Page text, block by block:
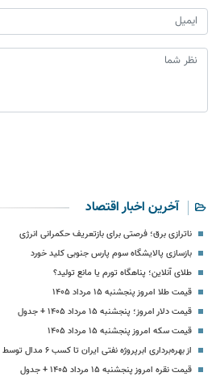
آخرین اخبار اقتصاد
ناترازی برق؛ فرصتی برای بازتعریف حکمرانی انرژی
بازسازی پالایشگاه سوم پارس جنوبی کلید خورد
طلای آنلاین؛ پناهگاه تورم یا مانع تولید؟
قیمت طلا امروز پنجشنبه ۱۵ مرداد ۱۴۰۵
قیمت دلار امروز؛ پنجشنبه ۱۵ مرداد ۱۴۰۵ + جدول
قیمت سکه امروز پنجشنبه ۱۵ مرداد ۱۴۰۵
از بهره‌برداری ابرپروژه نفتی ایران تا کسب ۶ مدال توسط ملی‌پوشان دوومیدانی
قیمت نقره امروز پنجشنبه ۱۵ مرداد ۱۴۰۵ + جدول